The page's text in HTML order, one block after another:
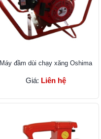
Máy đầm dùi chạy xăng Oshima
Giá: Liên hệ